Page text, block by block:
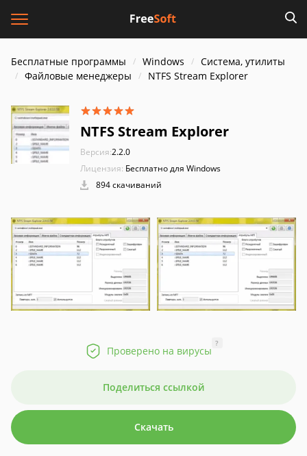
Бесплатные программы Windows
Система, утилиты
Файловые менеджеры
NTFS Stream Explorer
NTFS Stream Explorer
Версия:2.2.0
Лицензия: Бесплатно для Windows
894 скачиваний
Проверено на вирусы
?
Поделиться ссылкой
Скачать